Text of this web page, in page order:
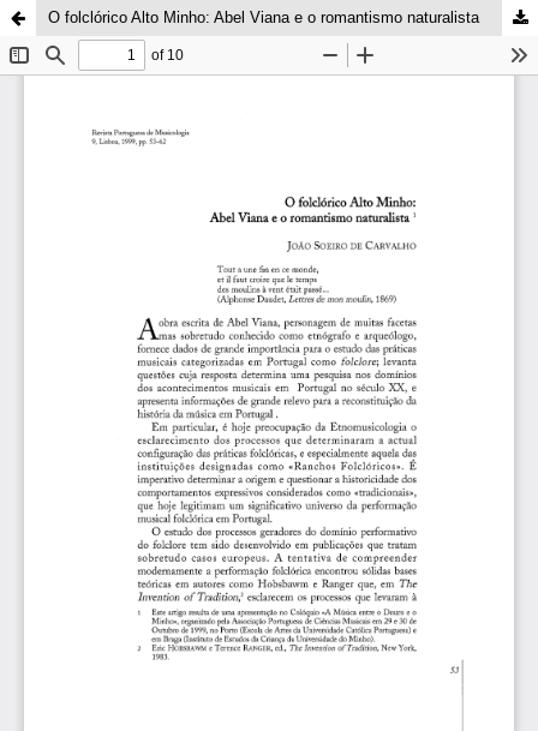
O folclórico Alto Minho: Abel Viana e o romantismo naturalista